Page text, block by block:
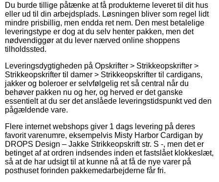
Du burde tillige påtænke at få produkterne leveret til dit hus
eller ud til din arbejdsplads. Løsningen bliver som regel lidt
mindre prisbillig, men endda ret nem. Den mest betalelige
leveringstype er dog at du selv henter pakken, men det
nødvendiggør at du lever nærved online shoppens
tilholdssted.
Leveringsdygtigheden på Opskrifter > Strikkeopskrifter >
Strikkeopskrifter til damer > Strikkeopskrifter til cardigans,
jakker og boleroer er selvfølgelig ret så central når du
behøver pakken nu og her, og herved er det ganske
essentielt at du ser det anslåede leveringstidspunkt ved den
pågældende vare.
Flere internet webshops giver 1 dags levering på deres
favorit varenumre, eksempelvis Misty Harbor Cardigan by
DROPS Design – Jakke Strikkeopskrift str. S -, men det er
betinget af at ordren indsendes inden et fastslået klokkeslæt,
så at de har udsigt til at kunne nå at få de nye varer på
posthuset forinden pakkemedarbejderne får fri.